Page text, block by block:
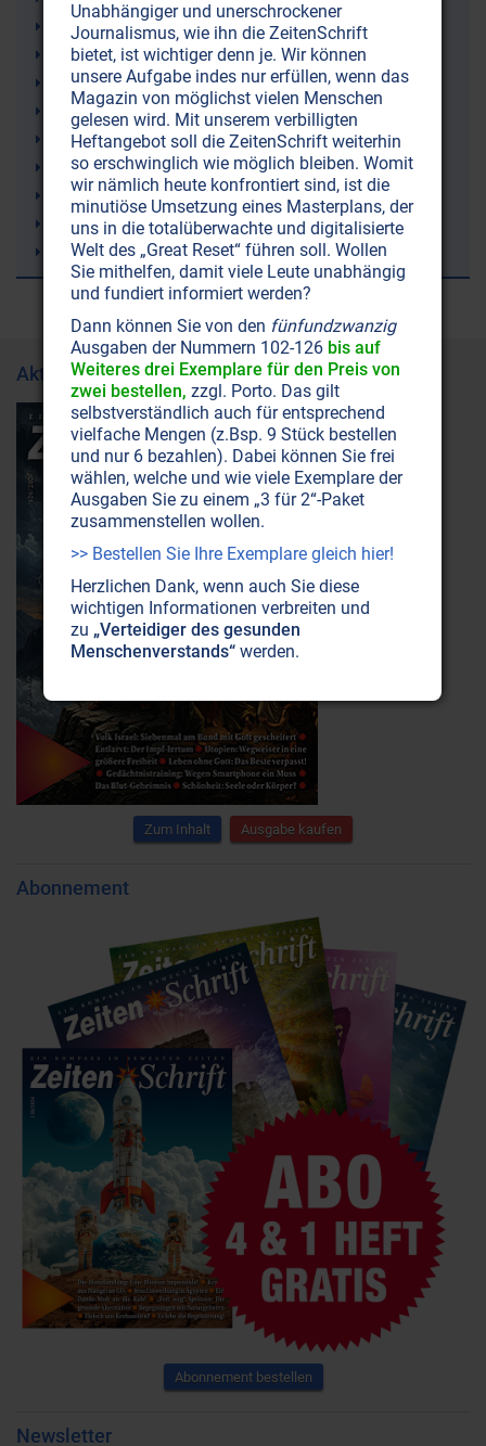
Windkraft (Windräder)
Bienen
Wasserkreislauf
Selbstliebe (-annahme)
Bluthochdruck
Strahlenschutz
Just Nuisance (ein Hund)
Leukämie
9/11 (11. September 2001)
Aktuelle Ausgabe
Zum Inhalt Ausgabe kaufen
Abonnement
Abonnement bestellen
Newsletter
Unabhängiger und unerschrockener
Journalismus, wie ihn die ZeitenSchrift
bietet, ist wichtiger denn je. Wir können
unsere Aufgabe indes nur erfüllen, wenn das
Magazin von möglichst vielen Menschen
gelesen wird. Mit unserem verbilligten
Heftangebot soll die ZeitenSchrift weiterhin
so erschwinglich wie möglich bleiben. Womit
wir nämlich heute konfrontiert sind, ist die
minutiöse Umsetzung eines Masterplans, der
uns in die totalüberwachte und digitalisierte
Welt des „Great Reset“ führen soll. Wollen
Sie mithelfen, damit viele Leute unabhängig
und fundiert informiert werden?
Dann können Sie von den fünfundzwanzig
Ausgaben der Nummern 102-126 bis auf
Weiteres drei Exemplare für den Preis von
zwei bestellen, zzgl. Porto. Das gilt
selbstverständlich auch für entsprechend
vielfache Mengen (z.Bsp. 9 Stück bestellen
und nur 6 bezahlen). Dabei können Sie frei
wählen, welche und wie viele Exemplare der
Ausgaben Sie zu einem „3 für 2“-Paket
zusammenstellen wollen.
>> Bestellen Sie Ihre Exemplare gleich hier!
Herzlichen Dank, wenn auch Sie diese
wichtigen Informationen verbreiten und
zu „Verteidiger des gesunden
Menschenverstands“ werden.